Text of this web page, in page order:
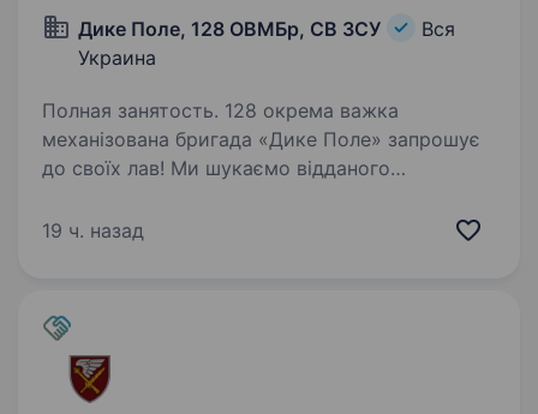
Дике Поле, 128 ОВМБр, СВ ЗСУ
Вся
Украина
Полная занятость. 128 окрема важка
механізована бригада «Дике Поле» запрошує
до своїх лав! Ми шукаємо відданого
використати свій лінгвістичний талант
19 ч. назад